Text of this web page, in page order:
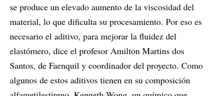
se produce un elevado aumento de la viscosidad del
material, lo que dificulta su procesamiento. Por eso es
necesario el aditivo, para mejorar la fluidez del
elastómero, dice el profesor Amilton Martins dos
Santos, de Faenquil y coordinador del proyecto. Como
algunos de estos aditivos tienen en su composición